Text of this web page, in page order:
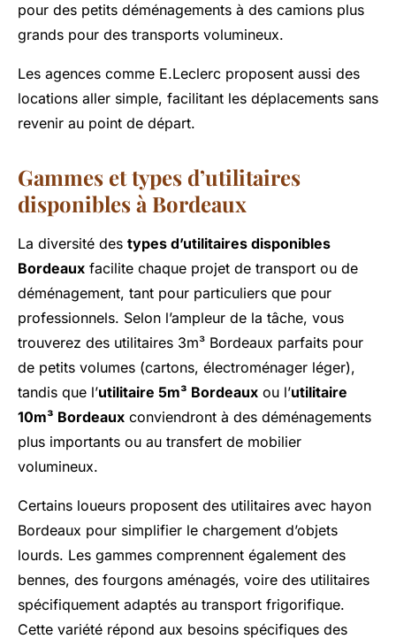
pour des petits déménagements à des camions plus
grands pour des transports volumineux.
Les agences comme E.Leclerc proposent aussi des
locations aller simple, facilitant les déplacements sans
revenir au point de départ.
Gammes et types d’utilitaires
disponibles à Bordeaux
La diversité des types d’utilitaires disponibles
Bordeaux facilite chaque projet de transport ou de
déménagement, tant pour particuliers que pour
professionnels. Selon l’ampleur de la tâche, vous
trouverez des utilitaires 3m³ Bordeaux parfaits pour
de petits volumes (cartons, électroménager léger),
tandis que l’utilitaire 5m³ Bordeaux ou l’utilitaire
10m³ Bordeaux conviendront à des déménagements
plus importants ou au transfert de mobilier
volumineux.
Certains loueurs proposent des utilitaires avec hayon
Bordeaux pour simplifier le chargement d’objets
lourds. Les gammes comprennent également des
bennes, des fourgons aménagés, voire des utilitaires
spécifiquement adaptés au transport frigorifique.
Cette variété répond aux besoins spécifiques des